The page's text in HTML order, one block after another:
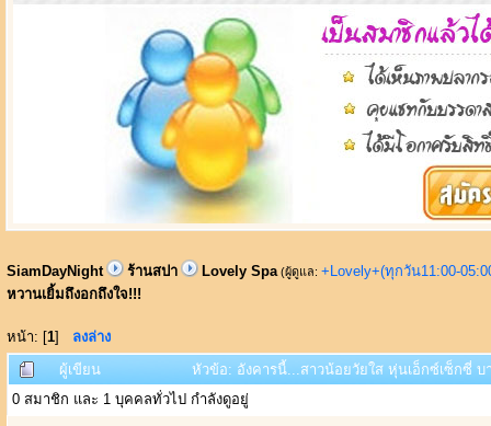
SiamDayNight ร้านสปา Lovely Spa (ผู้ดูแล: +Lovely+(ทุกวัน11:00-
หวานเยิ้มถึงอกถึงใจ!!!
หน้า: [1] ลงล่าง
ผู้เขียน
หัวข้อ: อังคารนี้...สาวน้อยวัยใส หุ่นเอ็กซ์เซ็กซี่ บ
0 สมาชิก และ 1 บุคคลทั่วไป กำลังดูอยู่